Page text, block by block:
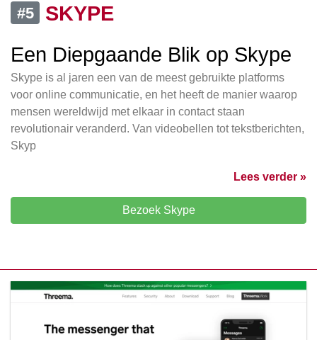
#5
SKYPE
Een Diepgaande Blik op Skype
Skype is al jaren een van de meest gebruikte platforms
voor online communicatie, en het heeft de manier waarop
mensen wereldwijd met elkaar in contact staan
revolutionair veranderd. Van videobellen tot tekstberichten,
Skyp
Lees verder »
Bezoek Skype